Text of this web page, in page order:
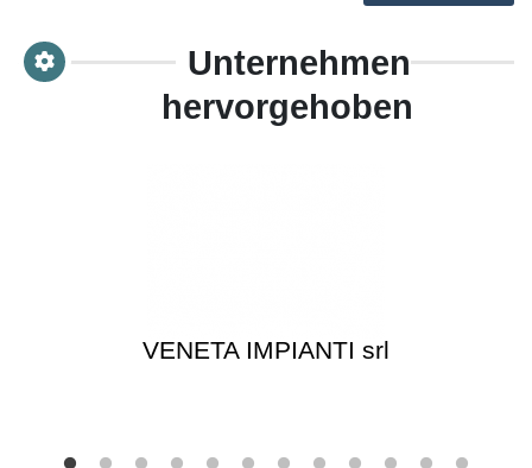
Unternehmen
hervorgehoben
VENETA IMPIANTI srl